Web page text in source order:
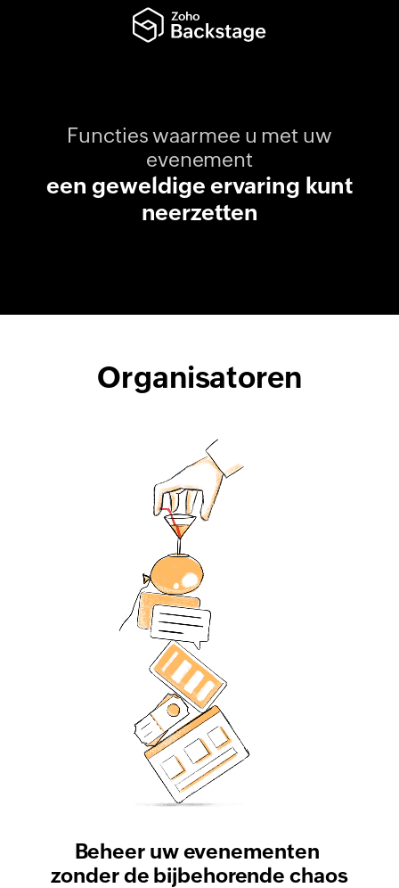
Functies waarmee u met uw
evenement
een geweldige ervaring kunt
neerzetten
Organisatoren
Beheer uw evenementen
zonder de bijbehorende chaos